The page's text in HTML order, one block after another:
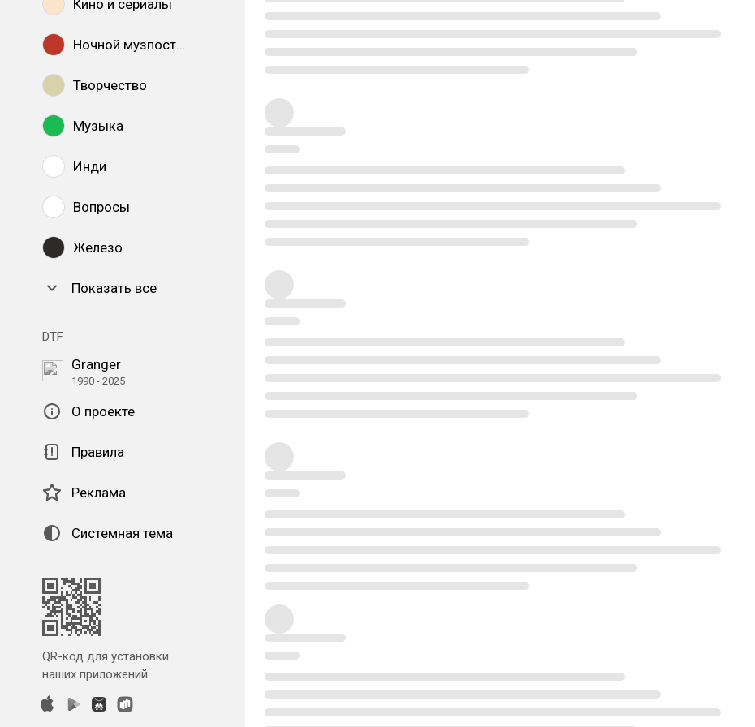
Кино и сериалы
Ночной музпостинг
Творчество
Музыка
Инди
Вопросы
Железо
Показать все
DTF
Granger
1990 - 2025
О проекте
Правила
Реклама
Системная тема
QR-код для установки
наших приложений.